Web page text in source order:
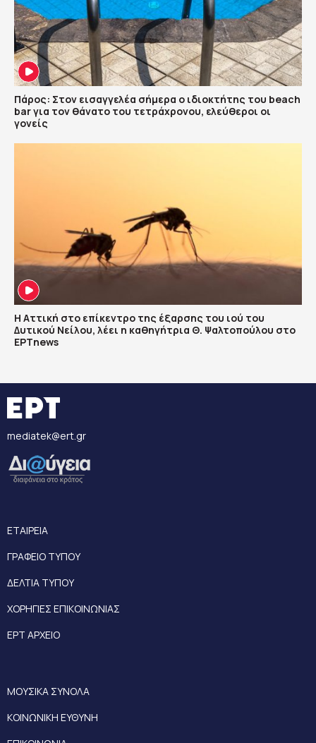
Πάρος: Στον εισαγγελέα σήμερα ο ιδιοκτήτης του beach
bar για τον θάνατο του τετράχρονου, ελεύθεροι οι
γονείς
Η Αττική στο επίκεντρο της έξαρσης του ιού του
Δυτικού Νείλου, λέει η καθηγήτρια Θ. Ψαλτοπούλου στο
ΕΡΤnews
mediatek@ert.gr
ΕΤΑΙΡΕΙΑ
ΓΡΑΦΕΙΟ ΤΥΠΟΥ
ΔΕΛΤΙΑ ΤΥΠΟΥ
ΧΟΡΗΓΙΕΣ ΕΠΙΚΟΙΝΩΝΙΑΣ
ΕΡΤ ΑΡΧΕΙΟ
ΜΟΥΣΙΚΑ ΣΥΝΟΛΑ
ΚΟΙΝΩΝΙΚΗ ΕΥΘΥΝΗ